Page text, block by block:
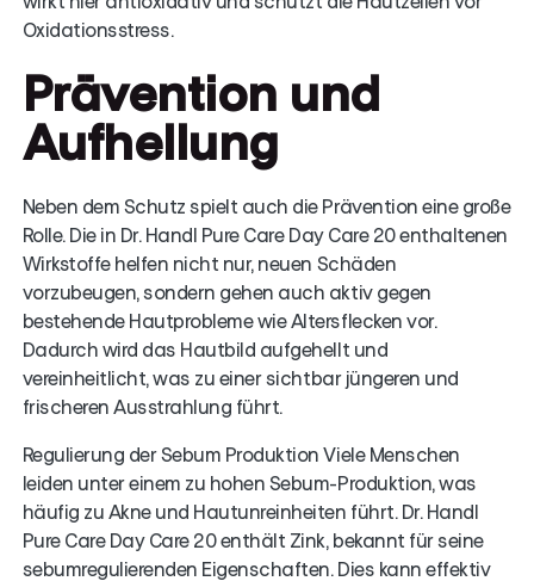
Oxidationsstress.
Prävention und
Aufhellung
Neben dem Schutz spielt auch die Prävention eine große
Rolle. Die in Dr. Handl Pure Care Day Care 20 enthaltenen
Wirkstoffe helfen nicht nur, neuen Schäden
vorzubeugen, sondern gehen auch aktiv gegen
bestehende Hautprobleme wie Altersflecken vor.
Dadurch wird das Hautbild aufgehellt und
vereinheitlicht, was zu einer sichtbar jüngeren und
frischeren Ausstrahlung führt.
Regulierung der Sebum Produktion Viele Menschen
leiden unter einem zu hohen Sebum-Produktion, was
häufig zu Akne und Hautunreinheiten führt. Dr. Handl
Pure Care Day Care 20 enthält Zink, bekannt für seine
sebumregulierenden Eigenschaften. Dies kann effektiv